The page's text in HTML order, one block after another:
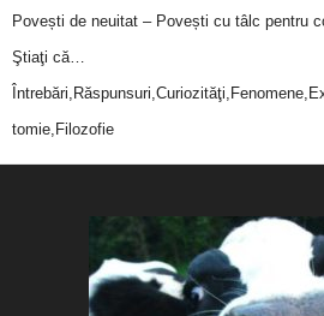
Povești de neuitat – Povești cu tâlc pentru
Ştiaţi că…
tomie,Filozofie